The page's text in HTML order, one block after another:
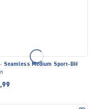
· Seamless Medium Sport-BH